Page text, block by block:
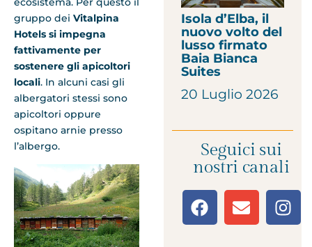
gruppo dei Vitalpina
Hotels si impegna
fattivamente per
sostenere gli apicoltori
locali. In alcuni casi gli
albergatori stessi sono
apicoltori oppure
ospitano arnie presso
l’albergo.
Isola d’Elba, il
nuovo volto del
lusso firmato
Baia Bianca
Suites
20 Luglio 2026
Seguici sui
nostri canali